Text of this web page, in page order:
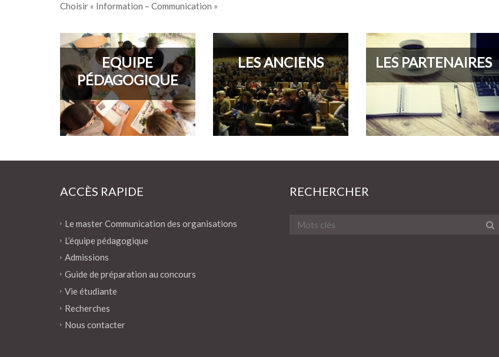
Choisir « Information – Communication »
EQUIPE
PÉDAGOGIQUE
LES ANCIENS LES PARTENAIRES
ACCÈS RAPIDE
Le master Communication des organisations
L’équipe pédagogique
Admissions
Guide de préparation au concours
Vie étudiante
Recherches
Nous contacter
RECHERCHER